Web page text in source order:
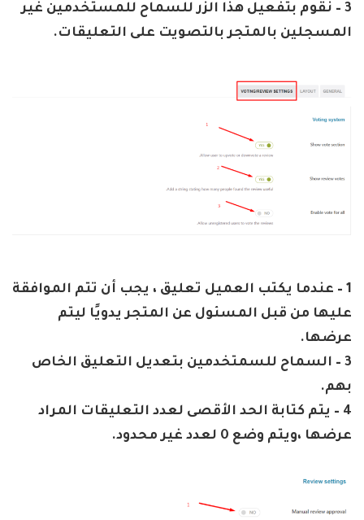
3 – نقوم بتفعيل هذا الزر للسماح للمستخدمين غير
المسجلين بالمتجر بالتصويت على التعليقات.
1 – عندما يكتب العميل تعليق ، يجب أن تتم الموافقة
عليها من قبل المسئول عن المتجر يدويًا ليتم
عرضها.
3 – السماح للسمتخدمين بتعديل التعليق الخاص
بهم.
4 – يتم كتابة الحد الأقصى لعدد التعليقات المراد
عرضها ،ويتم وضع 0 لعدد غير محدود.